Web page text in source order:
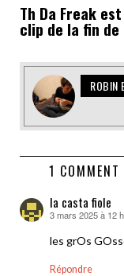
Th Da Freak
clip de la fin de
ROBIN
1 COMMENT
la casta fiole
dit :
3 mars 2025 à 12
les grOs
Répondre